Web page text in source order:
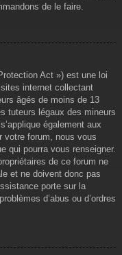
de le faire.
Act ») est une loi
internet collectant
âgés de moins de 13
tuteurs légaux des mineurs
également aux
votre forum, nous vous
qui pourra vous renseigner.
de ce forum ne
et ne doivent donc pas
porte sur la
d’abus ou d’ordres